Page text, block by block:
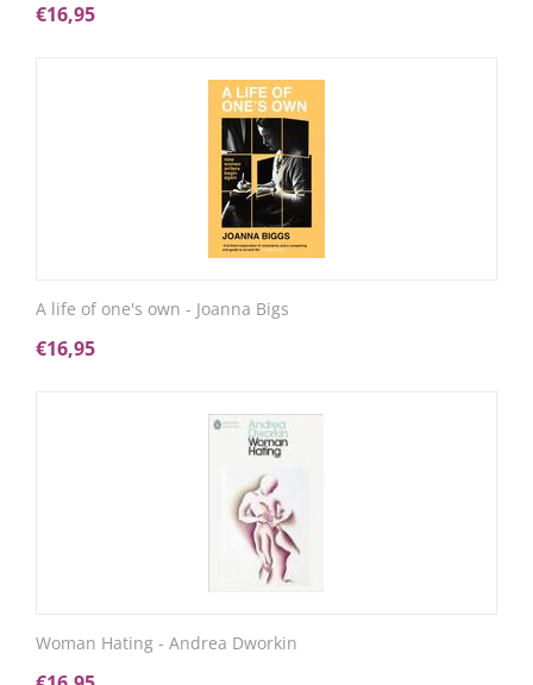
€16,95
A life of one's own - Joanna Bigs
€16,95
Woman Hating - Andrea Dworkin